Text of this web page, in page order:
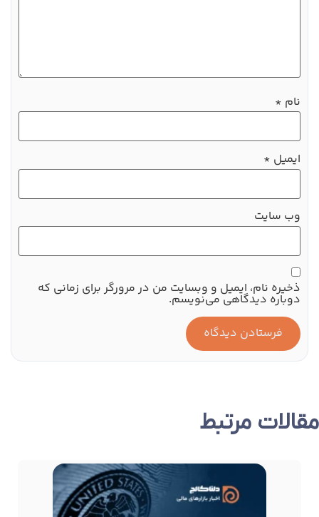
نام *
ایمیل *
وب‌ سایت
ذخیره نام، ایمیل و وبسایت من در مرورگر برای زمانی که
دوباره دیدگاهی می‌نویسم.
مقالات مرتبط